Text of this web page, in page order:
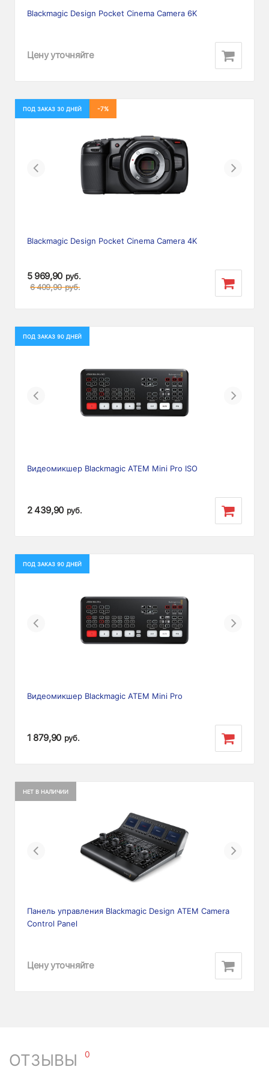
Blackmagic Design Pocket Cinema Camera 6K
Цену уточняйте
ПОД ЗАКАЗ 30 ДНЕЙ -7%
Previous Next
Blackmagic Design Pocket Cinema Camera 4K
5 969,90 руб.
6 409,90 руб.
ПОД ЗАКАЗ 90 ДНЕЙ
Previous Next
Видеомикшер Blackmagic ATEM Mini Pro ISO
2 439,90 руб.
ПОД ЗАКАЗ 90 ДНЕЙ
Previous Next
Видеомикшер Blackmagic ATEM Mini Pro
1 879,90 руб.
НЕТ В НАЛИЧИИ
Previous Next
Панель управления Blackmagic Design ATEM Camera
Control Panel
Цену уточняйте
ОТЗЫВЫ 0